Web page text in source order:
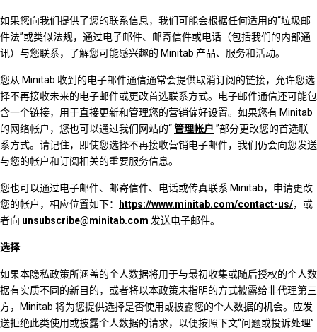
如果您向我们提供了您的联系信息，我们可能会根据任何适用的“垃圾邮
件法”或类似法规，通过电子邮件、邮寄信件或电话（包括我们的内部通
讯）与您联系，了解您可能感兴趣的 Minitab 产品、服务和活动。
您从 Minitab 收到的电子邮件通信通常会提供取消订阅的链接，允许您选
择不再接收未来的电子邮件或更改首选联系方式。电子邮件通信还可能包
含一个链接，用于直接更新和管理您的营销偏好设置。如果您有 Minitab
的网络帐户，您也可以通过我们网站的“管理帐户 ”部分更改您的首选联
系方式。请记住，即使您选择不再接收营销电子邮件，我们仍会向您发送
与您的帐户和订阅相关的重要服务信息。
您也可以通过电子邮件、邮寄信件、电话或传真联系 Minitab，申请更改
您的帐户，相应位置如下：
https://www.minitab.com/contact-us/，或
者向 unsubscribe@minitab.com 发送电子邮件。
选择
如果本隐私政策所涵盖的个人数据将用于与最初收集或随后授权的个人数
据有实质不同的新目的，或者将以本政策未指明的方式披露给非代理第三
方，Minitab 将为您提供选择是否使用或披露您的个人数据的机会。应发
送拒绝此类使用或披露个人数据的请求，以便按照下文“问题或投诉处理”